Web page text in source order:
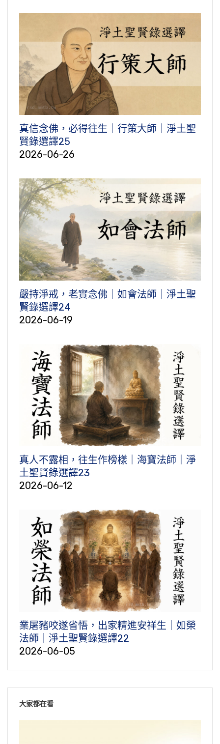
真信念佛，必得往生｜行策大師｜淨土聖
賢錄選譯25
2026-06-26
嚴持淨戒，老實念佛｜如會法師｜淨土聖
賢錄選譯24
2026-06-19
真人不露相，往生作榜樣｜海寶法師｜淨
土聖賢錄選譯23
2026-06-12
業屠豬咬遂省悟，出家精進安祥生｜如榮
法師｜淨土聖賢錄選譯22
2026-06-05
大家都在看